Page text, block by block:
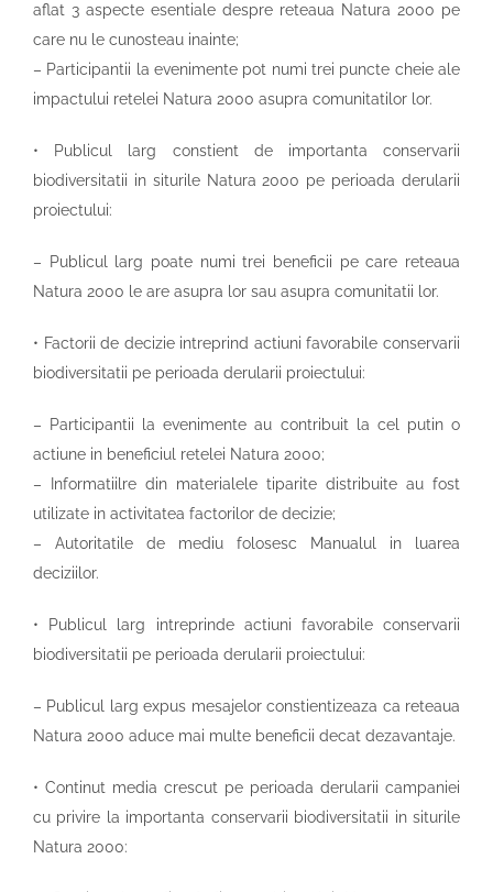
aflat 3 aspecte esentiale despre reteaua Natura 2000 pe
care nu le cunosteau inainte;
– Participantii la evenimente pot numi trei puncte cheie ale
impactului retelei Natura 2000 asupra comunitatilor lor.
• Publicul larg constient de importanta conservarii
biodiversitatii in siturile Natura 2000 pe perioada derularii
proiectului:
– Publicul larg poate numi trei beneficii pe care reteaua
Natura 2000 le are asupra lor sau asupra comunitatii lor.
• Factorii de decizie intreprind actiuni favorabile conservarii
biodiversitatii pe perioada derularii proiectului:
– Participantii la evenimente au contribuit la cel putin o
actiune in beneficiul retelei Natura 2000;
– Informatiilre din materialele tiparite distribuite au fost
utilizate in activitatea factorilor de decizie;
– Autoritatile de mediu folosesc Manualul in luarea
deciziilor.
• Publicul larg intreprinde actiuni favorabile conservarii
biodiversitatii pe perioada derularii proiectului:
– Publicul larg expus mesajelor constientizeaza ca reteaua
Natura 2000 aduce mai multe beneficii decat dezavantaje.
• Continut media crescut pe perioada derularii campaniei
cu privire la importanta conservarii biodiversitatii in siturile
Natura 2000: